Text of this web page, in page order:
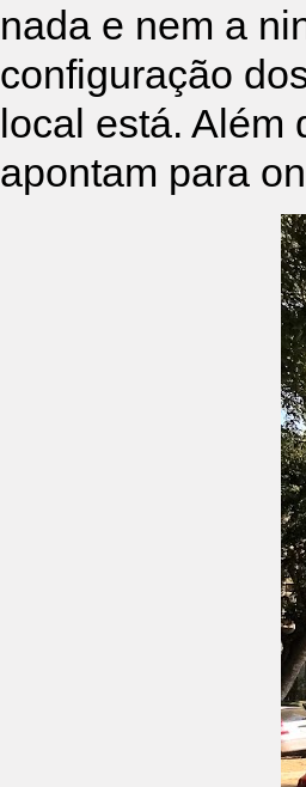
nada e nem a
configuração
local está. Além
apontam para